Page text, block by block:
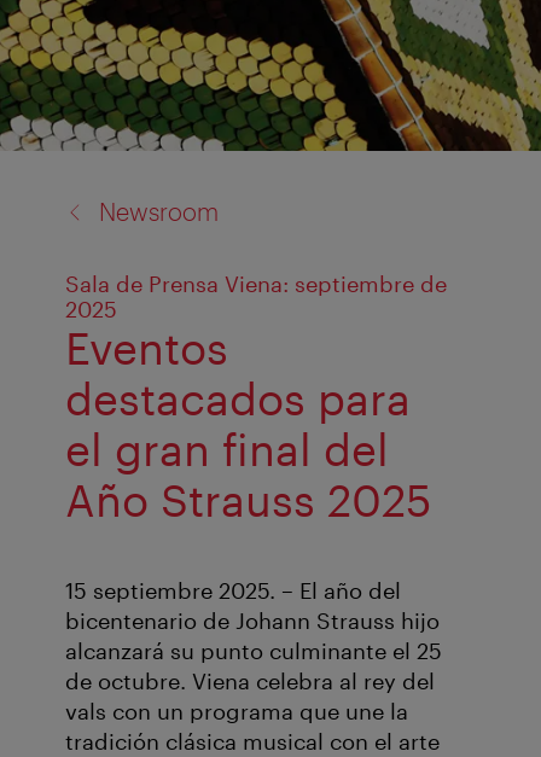
Newsroom
Sala de Prensa Viena: septiembre de
2025
Eventos
destacados para
el gran final del
Año Strauss 2025
15 septiembre 2025. – El año del
bicentenario de Johann Strauss hijo
alcanzará su punto culminante el 25
de octubre. Viena celebra al rey del
vals con un programa que une la
tradición clásica musical con el arte